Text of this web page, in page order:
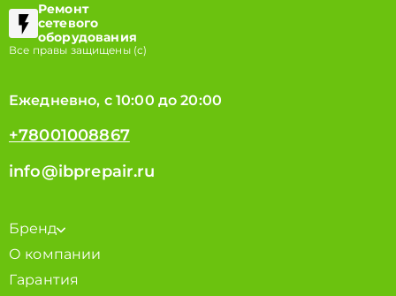
Ремонт
сетевого
оборудования
Все правы защищены (с)
Ежедневно, с 10:00 до 20:00
+78001008867
info@ibprepair.ru
Бренд
О компании
Гарантия